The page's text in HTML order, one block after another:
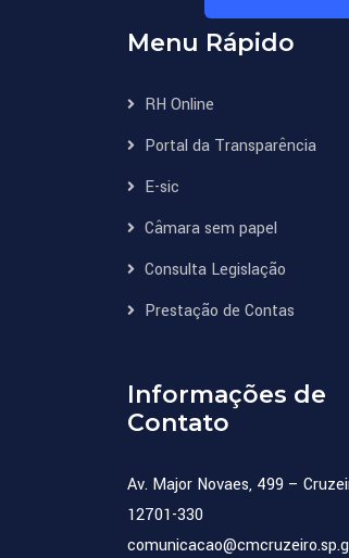
Menu Rápido
RH Online
Portal da Transparência
E-sic
Câmara sem papel
Consulta Legislação
Prestação de Contas
Informações de
Contato
Av. Major Novaes, 499 –
12701-330